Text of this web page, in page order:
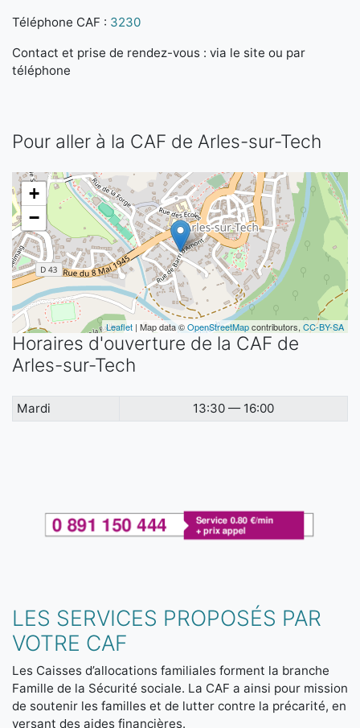
Téléphone CAF : 3230
Contact et prise de rendez-vous : via le site ou par
téléphone
Pour aller à la CAF de Arles-sur-Tech
+
−
Leaflet | Map data ©OpenStreetMapcontributors, CC-BY-SA
Horaires d'ouverture de la CAF de
Arles-sur-Tech
Mardi 13:30 — 16:00
LES SERVICES PROPOSÉS PAR
VOTRE CAF
Les Caisses d’allocations familiales forment la branche
Famille de la Sécurité sociale. La CAF a ainsi pour mission
de soutenir les familles et de lutter contre la précarité, en
versant des aides financières.